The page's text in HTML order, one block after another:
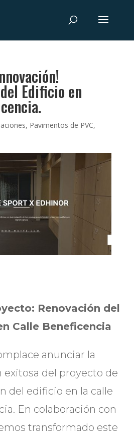
Edificio en
, Pavimentos de PVC,
Renovación del
Calle Beneficencia
anunciar la
exitosa del proyecto de
del edificio en la calle
En colaboración con
transformado este